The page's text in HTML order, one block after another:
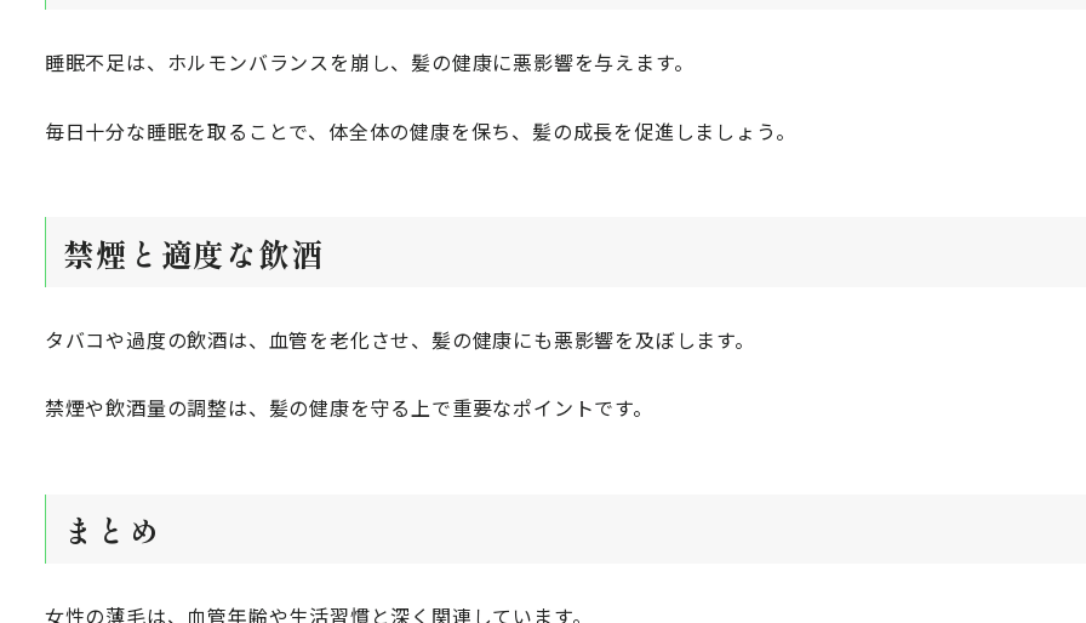
睡眠不足は、ホルモンバランスを崩し、髪の健康に悪影響を与えます。
毎日十分な睡眠を取ることで、体全体の健康を保ち、髪の成長を促進しましょう。
禁煙と適度な飲酒
タバコや過度の飲酒は、血管を老化させ、髪の健康にも悪影響を及ぼします。
禁煙や飲酒量の調整は、髪の健康を守る上で重要なポイントです。
まとめ
女性の薄毛は、血管年齢や生活習慣と深く関連しています。